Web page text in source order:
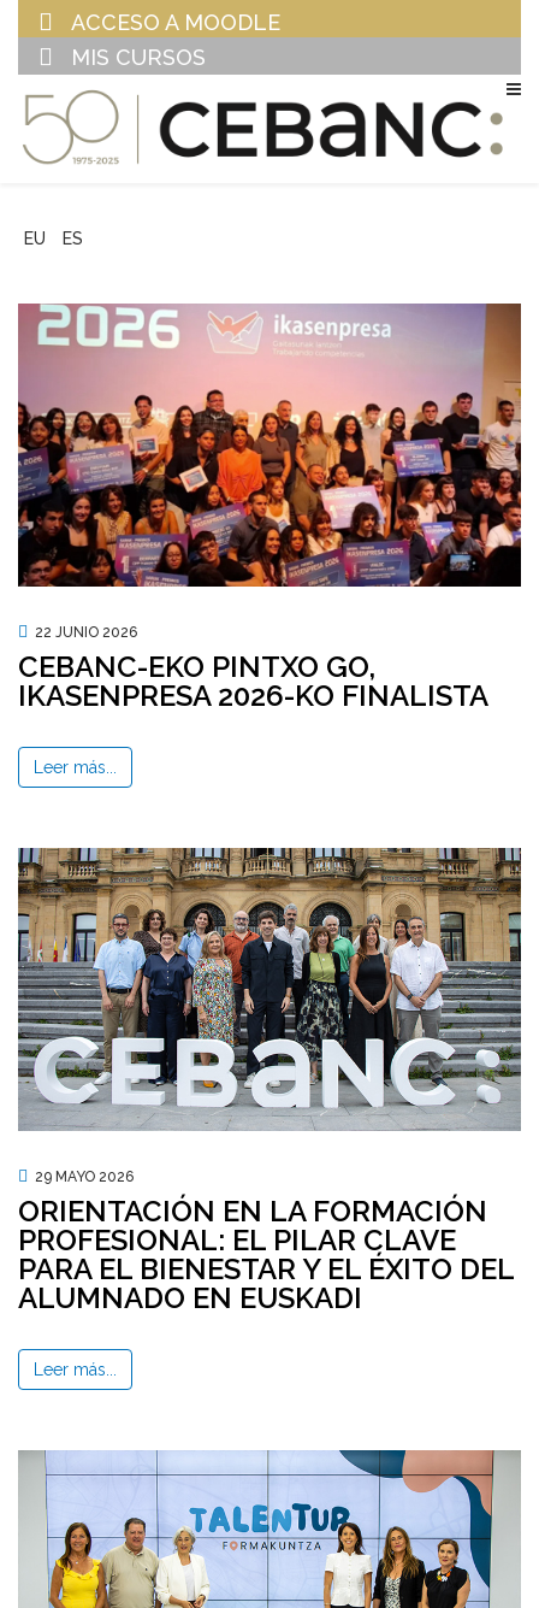
ACCESO A MOODLE
MIS CURSOS
EU ES
22 JUNIO 2026
CEBANC-EKO PINTXO GO,
IKASENPRESA 2026-KO FINALISTA
Leer más...
29 MAYO 2026
ORIENTACIÓN EN LA FORMACIÓN
PROFESIONAL: EL PILAR CLAVE
PARA EL BIENESTAR Y EL ÉXITO DEL
ALUMNADO EN EUSKADI
Leer más...